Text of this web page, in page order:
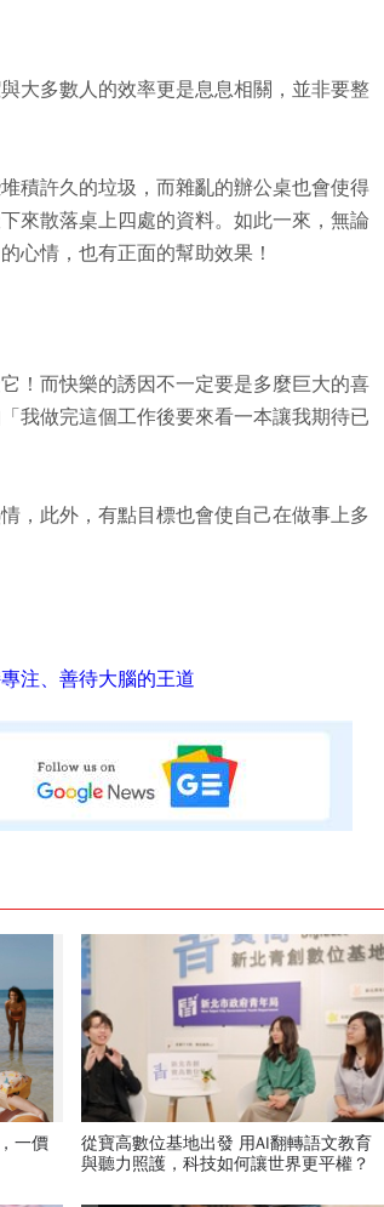
大多數人的效率更是息息相關，並非要整
積許久的垃圾，而雜亂的辦公桌也會使得
來散落桌上四處的資料。如此一來，無論
心情，也有正面的幫助效果！
！而快樂的誘因不一定要是多麼巨大的喜
我做完這個工作後要來看一本讓我期待已
，此外，有點目標也會使自己在做事上多
注、善待大腦的王道
一價
從寶高數位基地出發 用AI翻轉語文教育
與聽力照護，科技如何讓世界更平權？